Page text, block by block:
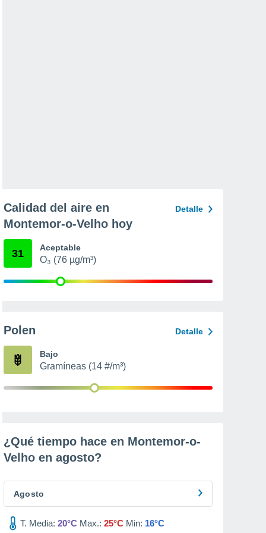
Calidad del aire en
Montemor-o-Velho hoy
Detalle
31 Aceptable
O₃ (76 µg/m³)
Polen Detalle
Bajo
Gramíneas (14 #/m³)
¿Qué tiempo hace en Montemor-o-
Velho en agosto?
Agosto
T. Media: 20°C Max.: 25°C Min: 16°C